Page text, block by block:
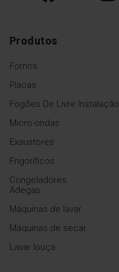
Produtos
Fornos
Placas
Fogões De Livre Instalação
Micro-ondas
Exaustores
Frigoríficos
Congeladores
Adegas
Máquinas de lavar
Máquinas de secar
Lavar louça